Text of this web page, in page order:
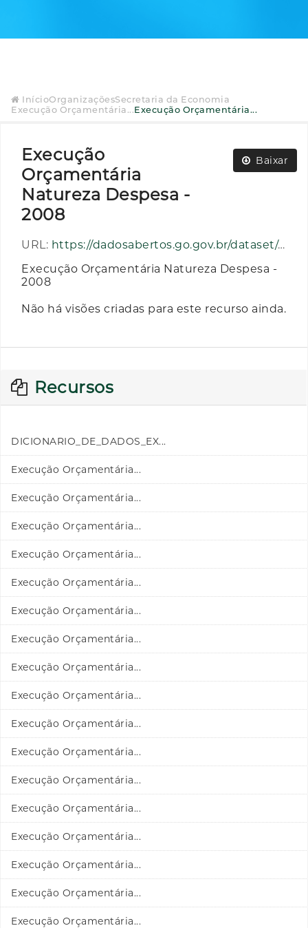
InícioOrganizaçõesSecretaria da Economia
Execução Orçamentária...Execução Orçamentária...
Baixar
Execução
Orçamentária
Natureza Despesa -
2008
URL: https://dadosabertos.go.gov.br/dataset/e9aecf10-67b7-47e2-beb6-8b45429e099b/resource/9c2a6859-87b9-45bb-871f-aa658d33ce59/download/execucao_orcamentaria_natureza_despesa_ano_2008.zip
Execução Orçamentária Natureza Despesa -
2008
Não há visões criadas para este recurso ainda.
Recursos
DICIONARIO_DE_DADOS_EX...
Execução Orçamentária...
Execução Orçamentária...
Execução Orçamentária...
Execução Orçamentária...
Execução Orçamentária...
Execução Orçamentária...
Execução Orçamentária...
Execução Orçamentária...
Execução Orçamentária...
Execução Orçamentária...
Execução Orçamentária...
Execução Orçamentária...
Execução Orçamentária...
Execução Orçamentária...
Execução Orçamentária...
Execução Orçamentária...
Execução Orçamentária...